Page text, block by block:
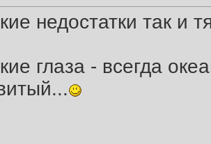
недостатки так и
глаза - всегда